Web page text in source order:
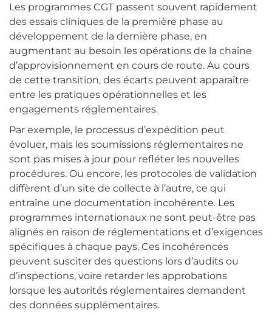
Les programmes CGT passent souvent rapidement
des essais cliniques de la première phase au
développement de la dernière phase, en
augmentant au besoin les opérations de la chaîne
d’approvisionnement en cours de route. Au cours
de cette transition, des écarts peuvent apparaître
entre les pratiques opérationnelles et les
engagements réglementaires.
Par exemple, le processus d’expédition peut
évoluer, mais les soumissions réglementaires ne
sont pas mises à jour pour refléter les nouvelles
procédures. Ou encore, les protocoles de validation
diffèrent d’un site de collecte à l’autre, ce qui
entraîne une documentation incohérente. Les
programmes internationaux ne sont peut-être pas
alignés en raison de réglementations et d’exigences
spécifiques à chaque pays. Ces incohérences
peuvent susciter des questions lors d’audits ou
d’inspections, voire retarder les approbations
lorsque les autorités réglementaires demandent
des données supplémentaires.